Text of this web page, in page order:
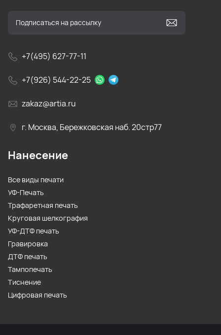
+7(495) 627-77-11
+7(926) 544-22-25
zakaz@artia.ru
г. Москва, Бережковская наб. 20стр77
Нанесение
Все виды печати
УФ-Печать
Трафаретная печать
Круговая шелкография
УФ-ДТФ печать
Гравировка
ДТФ печать
Тампопечать
Тиснение
Цифровая печать